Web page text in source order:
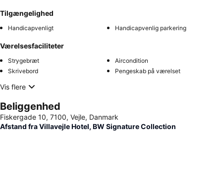
Tilgængelighed
Handicapvenligt Handicapvenlig parkering
Værelsesfaciliteter
Strygebræt
Aircondition
Skrivebord
Pengeskab på værelset
Vis flere
Beliggenhed
Fiskergade 10, 7100, Vejle, Danmark
Afstand fra Villavejle Hotel, BW Signature Collection